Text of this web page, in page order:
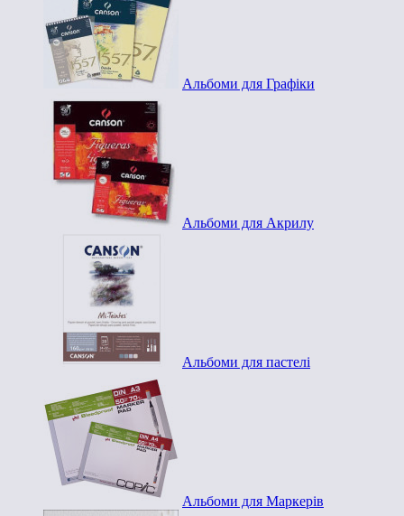
Альбоми для Графіки
Альбоми для Акрилу
Альбоми для пастелі
Альбоми для Маркерів